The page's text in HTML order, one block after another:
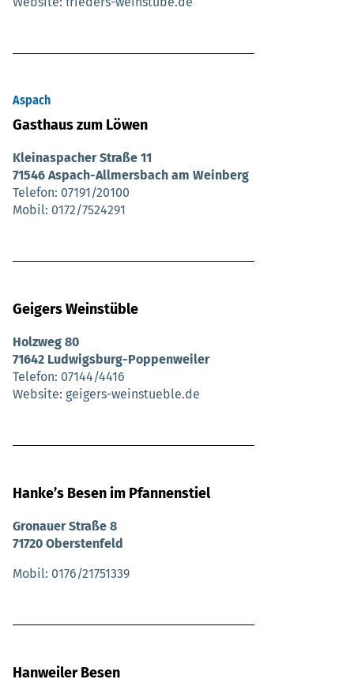
Aspach
Gasthaus zum Löwen
Kleinaspacher Straße 11
71546 Aspach-Allmersbach am Weinberg
Telefon 07191/20100
Mobil 0172/7524291
Geigers Weinstüble
Holzweg 80
71642 Ludwigsburg-Poppenweiler
Telefon 07144/4416
Website geigers-weinstueble.de
Hankeʼs Besen im Pfannenstiel
Gronauer Straße 8
71720 Oberstenfeld
Mobil 0176/21751339
Hanweiler Besen